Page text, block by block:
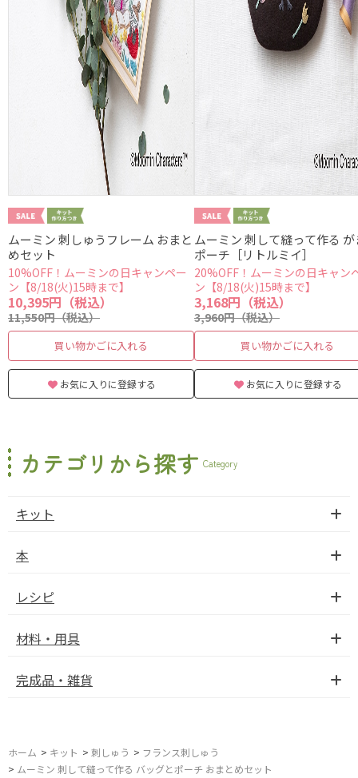
ムーミン 刺しゅうフレーム おまと
めセット
10%OFF！ムーミンの日キャンペー
ン【8/18(火)15時まで】
10,395円（税込）
11,550円（税込）
買い物かごに入れる
お気に入りに登録する
ムーミン 刺して縫って作る
ポーチ［リトルミイ］
20%OFF！ムーミンの日キャン
ン【8/18(火)15時まで】
3,168円（税込）
3,960円（税込）
買い物かごに入れる
お気に入りに登録する
カテゴリから探す Category
キット
本
レシピ
材料・用具
完成品・雑貨
ホーム > キット > 刺しゅう > フランス刺しゅう
> ムーミン 刺して縫って作る バッグとポーチ おまとめセット